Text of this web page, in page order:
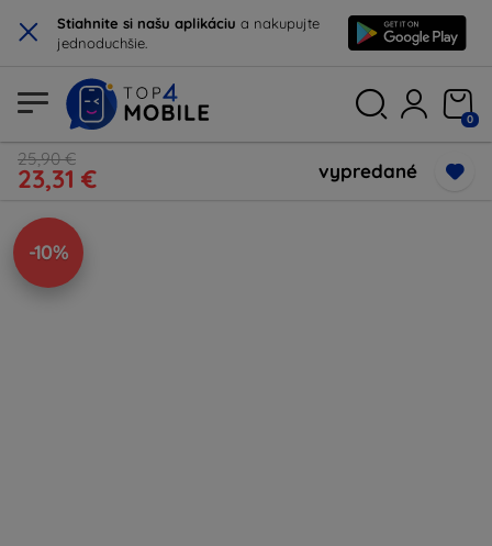
× Stiahnite si našu aplikáciu a nakupujte
jednoduchšie.
0
25,90 €
23,31 € vypredané
-10%